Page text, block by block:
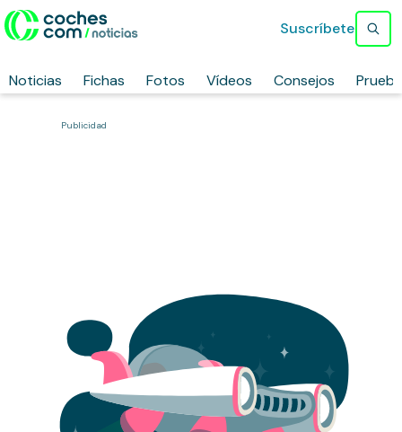
Noticias Fichas Fotos Vídeos Consejos
Suscríbete
Publicidad